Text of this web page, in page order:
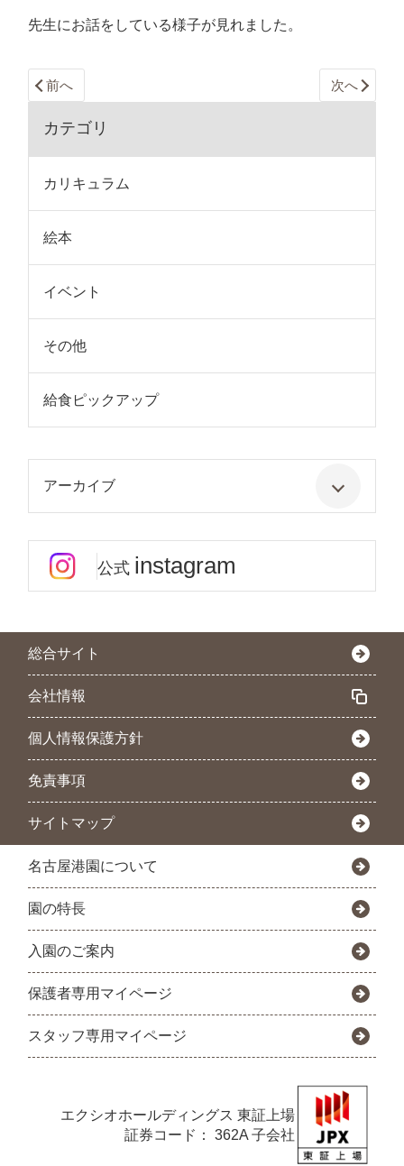
先生にお話をしている様子が見れました。
前へ 次へ
カテゴリ
カリキュラム
絵本
イベント
その他
給食ピックアップ
アーカイブ
公式 instagram
総合サイト
会社情報
個人情報保護方針
免責事項
サイトマップ
名古屋港園について
園の特長
入園のご案内
保護者専用マイページ
スタッフ専用マイページ
エクシオホールディングス 東証上場
証券コード： 362A 子会社